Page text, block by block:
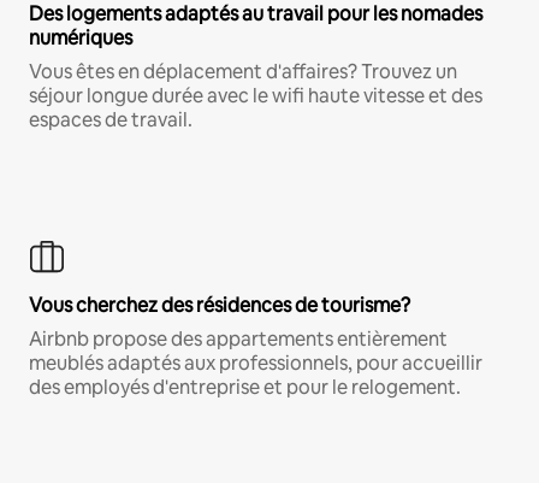
Des logements adaptés au travail pour les nomades
numériques
Vous êtes en déplacement d'affaires? Trouvez un
séjour longue durée avec le wifi haute vitesse et des
espaces de travail.
Vous cherchez des résidences de tourisme?
Airbnb propose des appartements entièrement
meublés adaptés aux professionnels, pour accueillir
des employés d'entreprise et pour le relogement.